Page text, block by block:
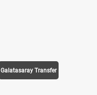
Galatasaray Transfer